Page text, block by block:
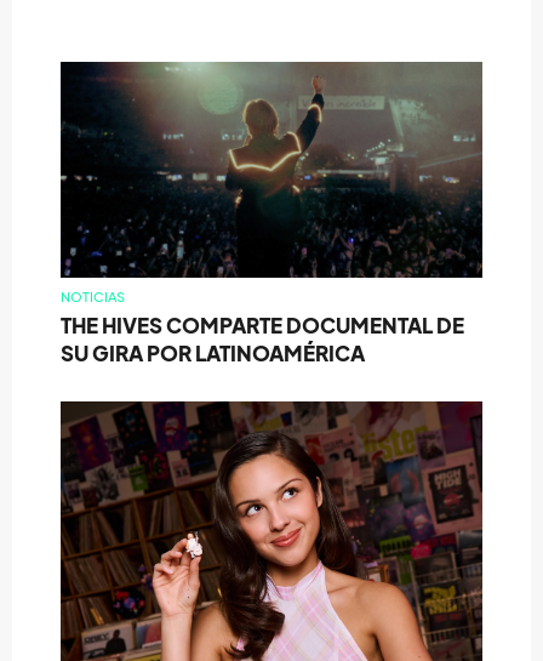
NOTICIAS
THE HIVES COMPARTE DOCUMENTAL DE
SU GIRA POR LATINOAMÉRICA